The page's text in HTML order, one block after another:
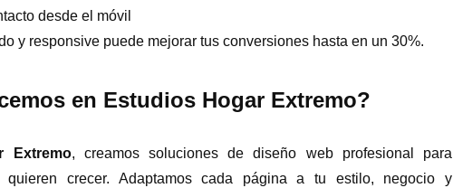
desde el móvil
y responsive puede mejorar tus conversiones hasta en un 30%.
en Estudios Hogar Extremo?
Extremo, creamos soluciones de diseño web profesional para
quieren crecer. Adaptamos cada página a tu estilo, negocio y